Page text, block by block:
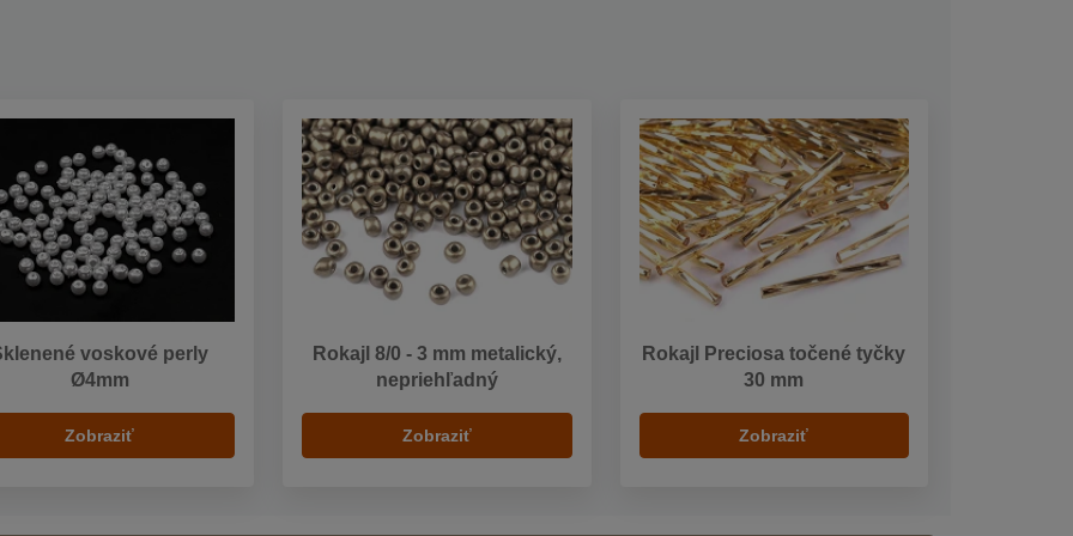
voskové perly
Ø4mm
Zobraziť
Rokajl 8/0 - 3 mm metalický,
nepriehľadný
Zobraziť
Rokajl Preciosa točené tyčky
30 mm
Zobraziť